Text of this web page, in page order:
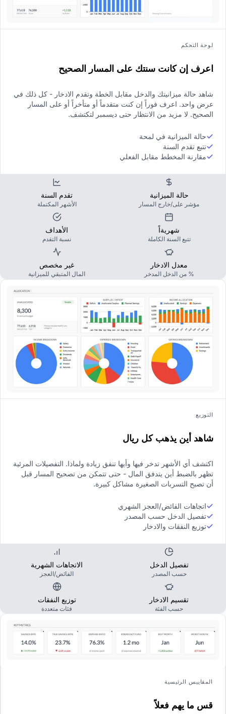
لوحة التحكم
اعرف إن كانت سنتك على المسار الصحيح
شاهد حالة ميزانيتك والدخل مقابل الخطة وتقدم الادخار - كل ذلك في
عرض واحد. اعرف فوراً إن كنت متقدماً أو متأخراً أو على المسار
الصحيح. لا مزيد من الانتظار حتى ديسمبر لتكتشف.
حالة الميزانية في لمحة
تتبع تقدم السنة
مقارنة المخطط مقابل الفعلي
حالة الميزانية
مؤشر على/خارج المسار
تقدم السنة
الأشهر المكتملة
شهريةاً
تتبع السنة الكاملة
الأهداف
نسبة التقدم
معدل الادخار
% من الدخل المدخر
غير مخصص
المال المتبقي للميزانية
التوزيع
شاهد أين يذهب كل ريال
اكتشف أي الأشهر تدخر فيها وأيها تنفق زيادة ولماذا. التفصيلات المرئية
تظهر بالضبط أين يتدفق المال - حتى تتمكن من تصحيح المسار قبل
أن تصبح التسربات الصغيرة مشاكل كبيرة.
اتجاهات الفائض/العجز الشهري
تفصيل الدخل حسب المصدر
توزيع النفقات والادخار
تفصيل الدخل
حسب المصدر
الاتجاهات الشهرية
الفائض/العجز
تقسيم الادخار
حسب الفئة
توزيع النفقات
فئات متعددة
المقاييس الرئيسية
قس ما يهم فعلاً